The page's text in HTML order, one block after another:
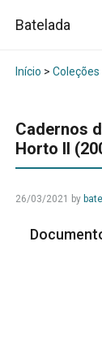
Batelada
Início > Coleções
Cadernos
Horto II
26/03/2021 by